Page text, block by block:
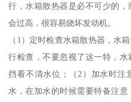
行，水箱散热器是必不可少的
会过高，很容易烧坏发动机。
（1）定时检查水箱散热器，水
行检查，不要忽视了这一特，
挡看不清水位；（2）加水时注
水，在加水的时候需要特备注